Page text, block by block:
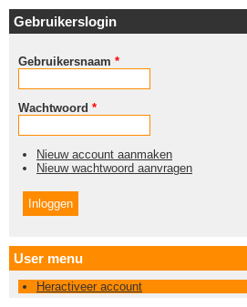
Gebruikerslogin
Gebruikersnaam *
Wachtwoord *
Nieuw account aanmaken
Nieuw wachtwoord aanvragen
User menu
Heractiveer account